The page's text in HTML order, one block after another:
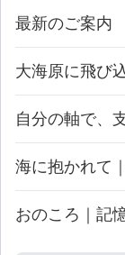
最新のご案内
大海原に飛び
自分の軸で、
海に抱かれて
おのころ｜記